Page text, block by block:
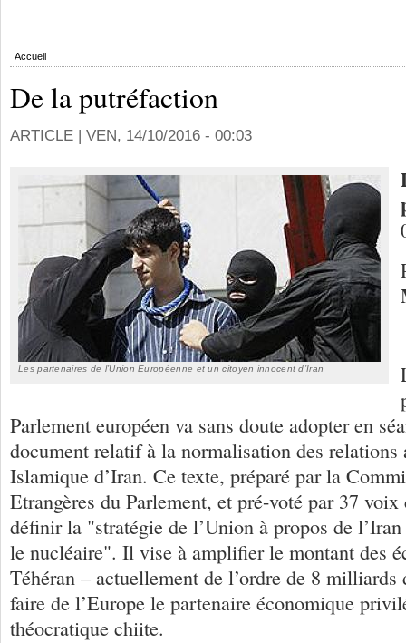
Accueil
De la putréfaction
ARTICLE | VEN, 14/10/2016 - 00:03
Les partenaires de l’Union Européenne et un citoyen innocent d’Iran
Parlement européen va sans doute adopter en
document relatif à la normalisation des
Islamique d’Iran. Ce texte, préparé par la
Etrangères du Parlement, et pré-voté par 37 voix
définir la "stratégie de l’Union à propos de
le nucléaire". Il vise à amplifier le montant des
Téhéran – actuellement de l’ordre de 8
faire de l’Europe le partenaire économique
théocratique chiite.